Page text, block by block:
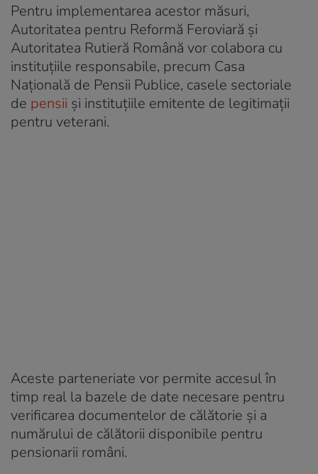
Pentru implementarea acestor măsuri,
Autoritatea pentru Reformă Feroviară și
Autoritatea Rutieră Română vor colabora cu
instituțiile responsabile, precum Casa
Națională de Pensii Publice, casele sectoriale
de pensii și instituțiile emitente de legitimații
pentru veterani.
Aceste parteneriate vor permite accesul în
timp real la bazele de date necesare pentru
verificarea documentelor de călătorie și a
numărului de călătorii disponibile pentru
pensionarii români.